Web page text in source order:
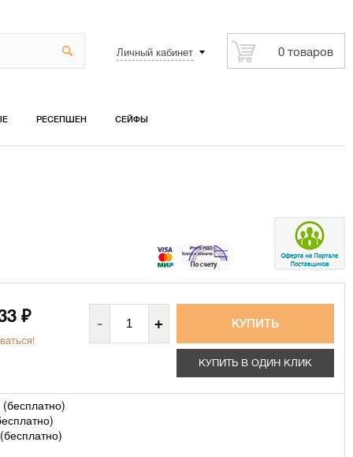
Личный кабинет 0 товаров
РЕСЕПШЕН СЕЙФЫ
₽ - +
КУПИТЬ В ОДИН КЛИК
(бесплатно)
)
бесплатно)